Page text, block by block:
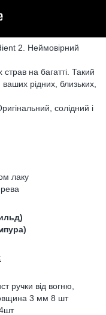
2. Неймовірний
на багатті. Такий
рідних, близьких,
солідний і
лаку
ручки від вогню,
3 мм 8 шт